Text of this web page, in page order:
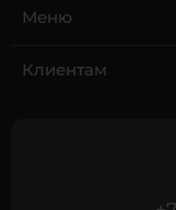
Клиентам
Меню